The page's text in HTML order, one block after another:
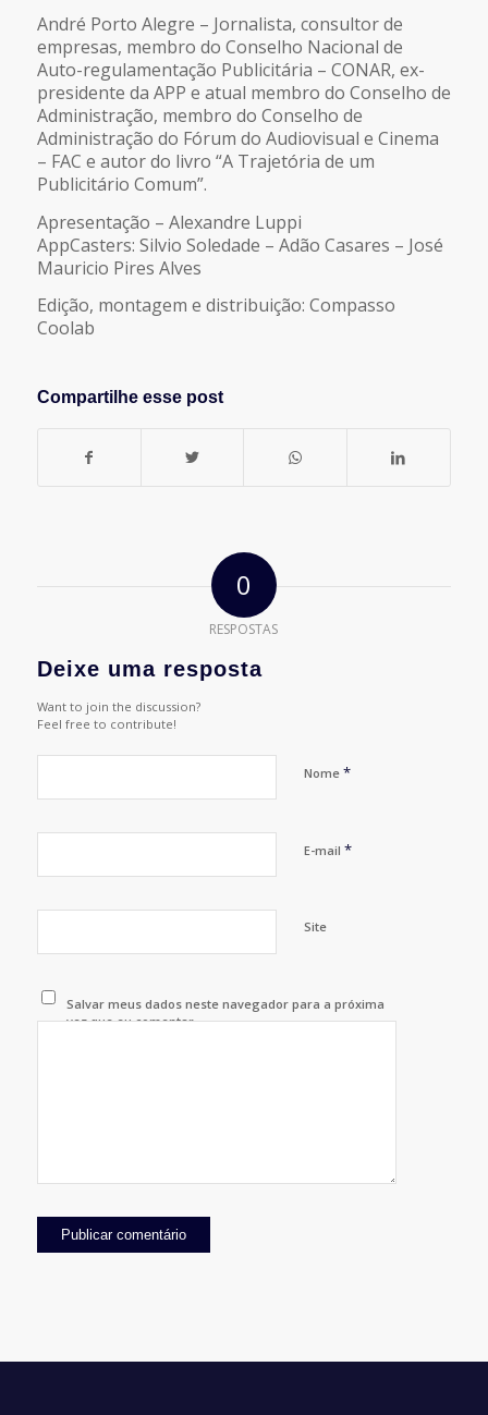
André Porto Alegre – Jornalista, consultor de
empresas, membro do Conselho Nacional de
Auto-regulamentação Publicitária – CONAR, ex-
presidente da APP e atual membro do Conselho de
Administração, membro do Conselho de
Administração do Fórum do Audiovisual e Cinema
– FAC e autor do livro “A Trajetória de um
Publicitário Comum”.
Apresentação – Alexandre Luppi
AppCasters: Silvio Soledade – Adão Casares – José
Mauricio Pires Alves
Edição, montagem e distribuição: Compasso
Coolab
Compartilhe esse post
0
RESPOSTAS
Deixe uma resposta
Want to join the discussion?
Feel free to contribute!
Nome *
E-mail *
Site
Salvar meus dados neste navegador para a próxima
vez que eu comentar.